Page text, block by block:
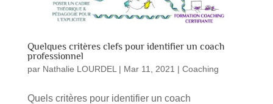
Quelques critères clefs pour identifier un coach
professionnel
par Nathalie LOURDEL | Mar 11, 2021 | Coaching
Quels critères pour identifier un coach